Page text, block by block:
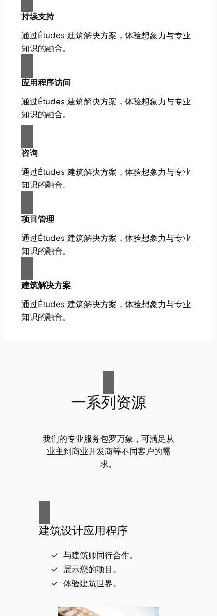
持续支持
通过Études 建筑解决方案，体验想象力与专业
知识的融合。
应用程序访问
通过Études 建筑解决方案，体验想象力与专业
知识的融合。
咨询
通过Études 建筑解决方案，体验想象力与专业
知识的融合。
项目管理
通过Études 建筑解决方案，体验想象力与专业
知识的融合。
建筑解决方案
通过Études 建筑解决方案，体验想象力与专业
知识的融合。
一系列资源
我们的专业服务包罗万象，可满足从
业主到商业开发商等不同客户的需
求。
建筑设计应用程序
与建筑师同行合作。
展示您的项目。
体验建筑世界。